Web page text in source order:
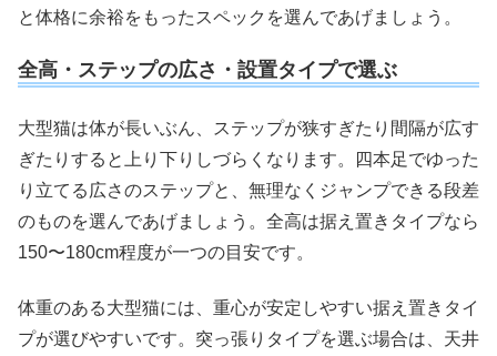
と体格に余裕をもったスペックを選んであげましょう。
全高・ステップの広さ・設置タイプで選ぶ
大型猫は体が長いぶん、ステップが狭すぎたり間隔が広す
ぎたりすると上り下りしづらくなります。四本足でゆった
り立てる広さのステップと、無理なくジャンプできる段差
のものを選んであげましょう。全高は据え置きタイプなら
150〜180cm程度が一つの目安です。
体重のある大型猫には、重心が安定しやすい据え置きタイ
プが選びやすいです。突っ張りタイプを選ぶ場合は、天井